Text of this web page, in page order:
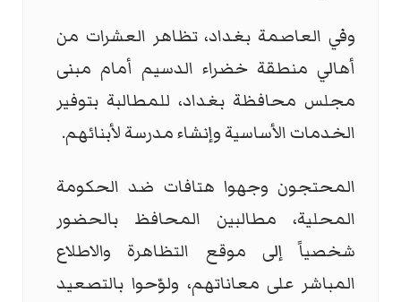
وفي العاصمة بغداد، تظاهر العشرات من
أهالي منطقة خضراء الدسيم أمام مبنى
مجلس محافظة بغداد، للمطالبة بتوفير
الخدمات الأساسية وإنشاء مدرسة لأبنائهم.
المحتجون وجهوا هتافات ضد الحكومة
المحلية، مطالبين المحافظ بالحضور
شخصياً إلى موقع التظاهرة والاطلاع
المباشر على معاناتهم، ولوّحوا بالتصعيد